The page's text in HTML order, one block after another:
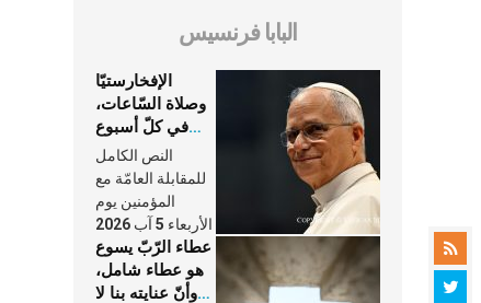
البابا فرنسيس
الإفخارستيّا
وصلاة السّاعات،
في كلّ أسبوع
وكلّ يوم، هما
النَّفَس في حياة
الكنيسة
النص الكامل
للمقابلة العامّة مع
المؤمنين يوم
الأربعاء 5 آب 2026
عطاء الرّبّ يسوع
هو عطاء شامل،
وأنّ عنايته بنا لا